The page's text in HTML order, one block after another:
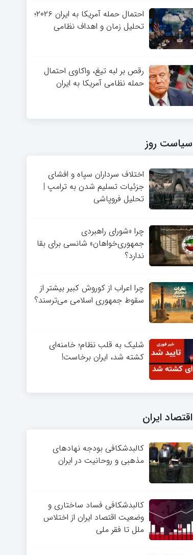
احتمال حمله آمریکا به ایران ۲۰۲۶؛
تحلیل زمان و اهداف نظامی
رقص بر لبه تیغ، واکاوی احتمال
حمله نظامی آمریکا به ایران
سیاست روز
اختلاف سرداران سپاه و افشای
جزئیات تسلیم شدن به ترامپ |
تحلیل فروپاشی
چرا «شورای راهبردی
جمهوری‌خواهان» شانسی برای بقا
ندارد؟
چرا اعراب از کوروش کبیر بیشتر از
سقوط جمهوری اسلامی می‌ترسند؟
شلیک به قلب نظام؛ خامنه‌ای
کشته شد، ایران برخاست!
اقتصاد ایران
کالبدشکافی بودجه نهادهای
مذهبی و روحانیت در ایران
کالبدشکافی فساد ساختاری و
وضعیت اقتصاد ایران از اختلاس
ملل تا فقر ملی